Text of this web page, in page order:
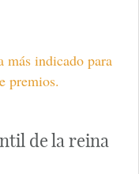
más indicado para
premios.
de la reina